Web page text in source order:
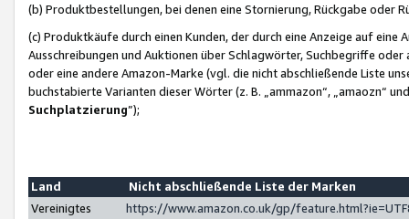
(b) Produktbestellungen, bei denen eine Stornierung, Rückgabe oder
(c) Produktkäufe durch einen Kunden, der durch eine Anzeige auf
Ausschreibungen und Auktionen über Schlagwörter, Suchbegriffe
oder eine andere Amazon-Marke (vgl. die nicht abschließende Liste
buchstabierte Varianten dieser Wörter (z. B. „ammazon“, „amaozn“
Suchplatzierung”);
Land
Nicht abschließende Liste der Marken
Vereinigtes
https://www.amazon.co.uk/gp/